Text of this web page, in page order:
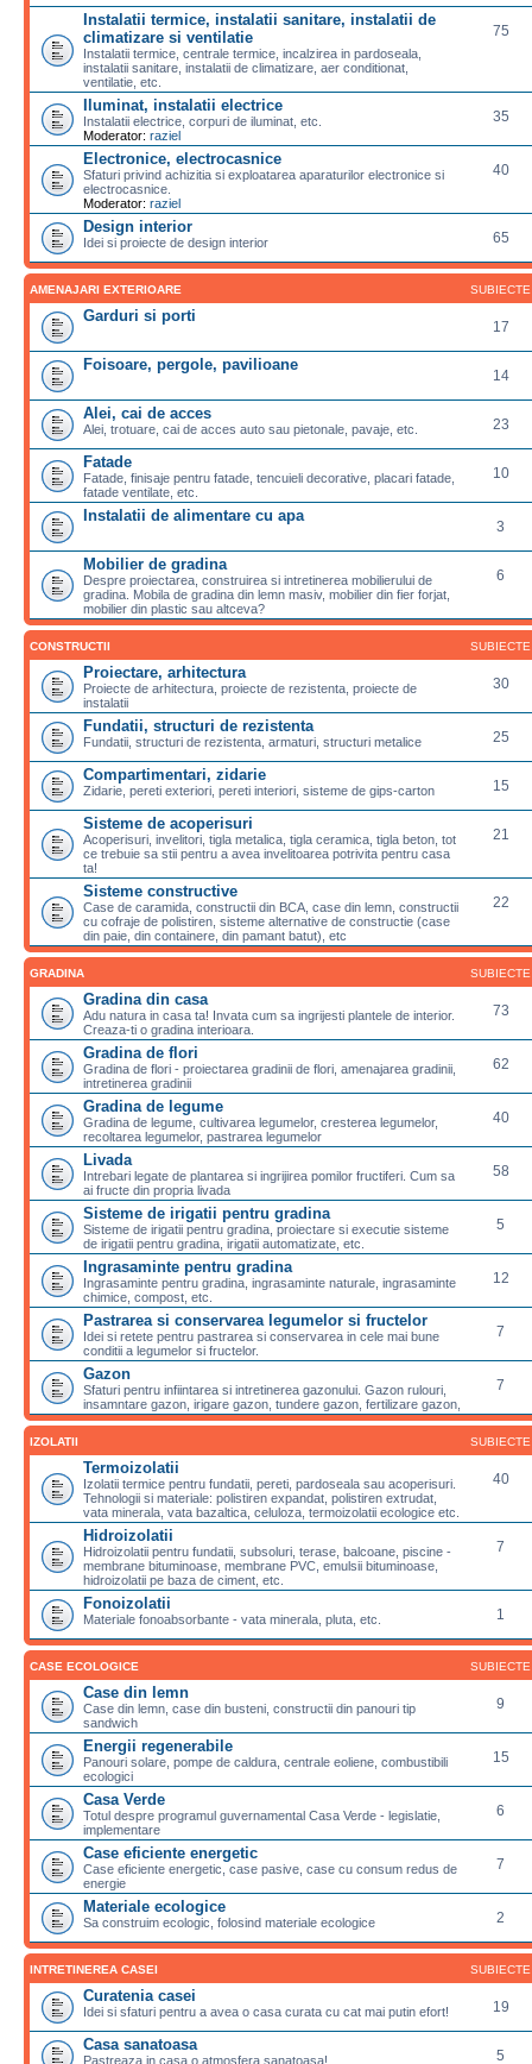
Instalatii termice, instalatii sanitare, instalatii de
climatizare si ventilatie
Instalatii termice, centrale termice, incalzirea in pardoseala,
instalatii sanitare, instalatii de climatizare, aer conditionat,
ventilatie, etc.
75
Iluminat, instalatii electrice
Instalatii electrice, corpuri de iluminat, etc.
Moderator: raziel
35
Electronice, electrocasnice
Sfaturi privind achizitia si exploatarea aparaturilor electronice si
electrocasnice.
Moderator: raziel
40
Design interior
Idei si proiecte de design interior 65
AMENAJARI EXTERIOARE SUBIECTE
Garduri si porti
17
Foisoare, pergole, pavilioane
14
Alei, cai de acces
Alei, trotuare, cai de acces auto sau pietonale, pavaje, etc. 23
Fatade
Fatade, finisaje pentru fatade, tencuieli decorative, placari fatade,
fatade ventilate, etc.
10
Instalatii de alimentare cu apa
3
Mobilier de gradina
Despre proiectarea, construirea si intretinerea mobilierului de
gradina. Mobila de gradina din lemn masiv, mobilier din fier forjat,
mobilier din plastic sau altceva?
6
CONSTRUCTII SUBIECTE
Proiectare, arhitectura
Proiecte de arhitectura, proiecte de rezistenta, proiecte de
instalatii
30
Fundatii, structuri de rezistenta
Fundatii, structuri de rezistenta, armaturi, structuri metalice 25
Compartimentari, zidarie
Zidarie, pereti exteriori, pereti interiori, sisteme de gips-carton 15
Sisteme de acoperisuri
Acoperisuri, invelitori, tigla metalica, tigla ceramica, tigla beton, tot
ce trebuie sa stii pentru a avea invelitoarea potrivita pentru casa
ta!
21
Sisteme constructive
Case de caramida, constructii din BCA, case din lemn, constructii
cu cofraje de polistiren, sisteme alternative de constructie (case
din paie, din containere, din pamant batut), etc
22
GRADINA SUBIECTE
Gradina din casa
Adu natura in casa ta! Invata cum sa ingrijesti plantele de interior.
Creaza-ti o gradina interioara.
73
Gradina de flori
Gradina de flori - proiectarea gradinii de flori, amenajarea gradinii,
intretinerea gradinii
62
Gradina de legume
Gradina de legume, cultivarea legumelor, cresterea legumelor,
recoltarea legumelor, pastrarea legumelor
40
Livada
Intrebari legate de plantarea si ingrijirea pomilor fructiferi. Cum sa
ai fructe din propria livada
58
Sisteme de irigatii pentru gradina
Sisteme de irigatii pentru gradina, proiectare si executie sisteme
de irigatii pentru gradina, irigatii automatizate, etc.
5
Ingrasaminte pentru gradina
Ingrasaminte pentru gradina, ingrasaminte naturale, ingrasaminte
chimice, compost, etc.
12
Pastrarea si conservarea legumelor si fructelor
Idei si retete pentru pastrarea si conservarea in cele mai bune
conditii a legumelor si fructelor.
7
Gazon
Sfaturi pentru infiintarea si intretinerea gazonului. Gazon rulouri,
insamntare gazon, irigare gazon, tundere gazon, fertilizare gazon,
7
IZOLATII SUBIECTE
Termoizolatii
Izolatii termice pentru fundatii, pereti, pardoseala sau acoperisuri.
Tehnologii si materiale: polistiren expandat, polistiren extrudat,
vata minerala, vata bazaltica, celuloza, termoizolatii ecologice etc.
40
Hidroizolatii
Hidroizolatii pentru fundatii, subsoluri, terase, balcoane, piscine -
membrane bituminoase, membrane PVC, emulsii bituminoase,
hidroizolatii pe baza de ciment, etc.
7
Fonoizolatii
Materiale fonoabsorbante - vata minerala, pluta, etc. 1
CASE ECOLOGICE SUBIECTE
Case din lemn
Case din lemn, case din busteni, constructii din panouri tip
sandwich
9
Energii regenerabile
Panouri solare, pompe de caldura, centrale eoliene, combustibili
ecologici
15
Casa Verde
Totul despre programul guvernamental Casa Verde - legislatie,
implementare
6
Case eficiente energetic
Case eficiente energetic, case pasive, case cu consum redus de
energie
7
Materiale ecologice
Sa construim ecologic, folosind materiale ecologice 2
INTRETINEREA CASEI SUBIECTE
Curatenia casei
Idei si sfaturi pentru a avea o casa curata cu cat mai putin efort! 19
Casa sanatoasa
Pastreaza in casa o atmosfera sanatoasa! 5